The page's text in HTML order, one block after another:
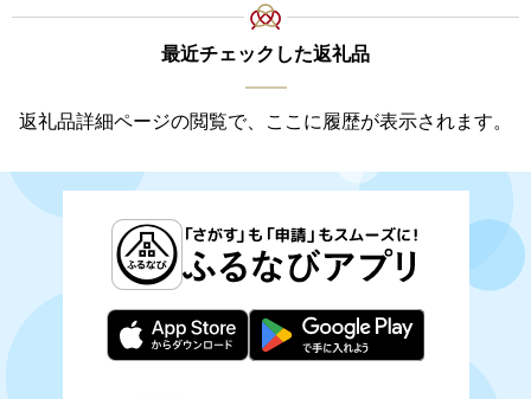
最近チェックした返礼品
返礼品詳細ページの閲覧で、ここに履歴が表示されます。